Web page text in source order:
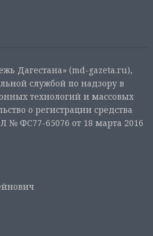
Дагестана» (md-gazeta.ru),
службой по надзору в
технологий и массовых
о регистрации средства
№ ФС77-65076 от 18 марта 2016